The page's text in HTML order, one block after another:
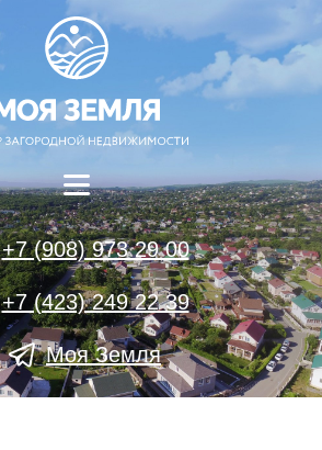
+7 (908) 973 29 00
+7 (423) 249 22 39
Моя Земля